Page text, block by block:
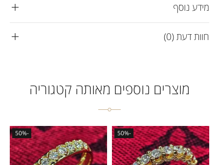
מידע נוסף
חוות דעת (0)
מוצרים נוספים מאותה קטגוריה
-50%
-50%